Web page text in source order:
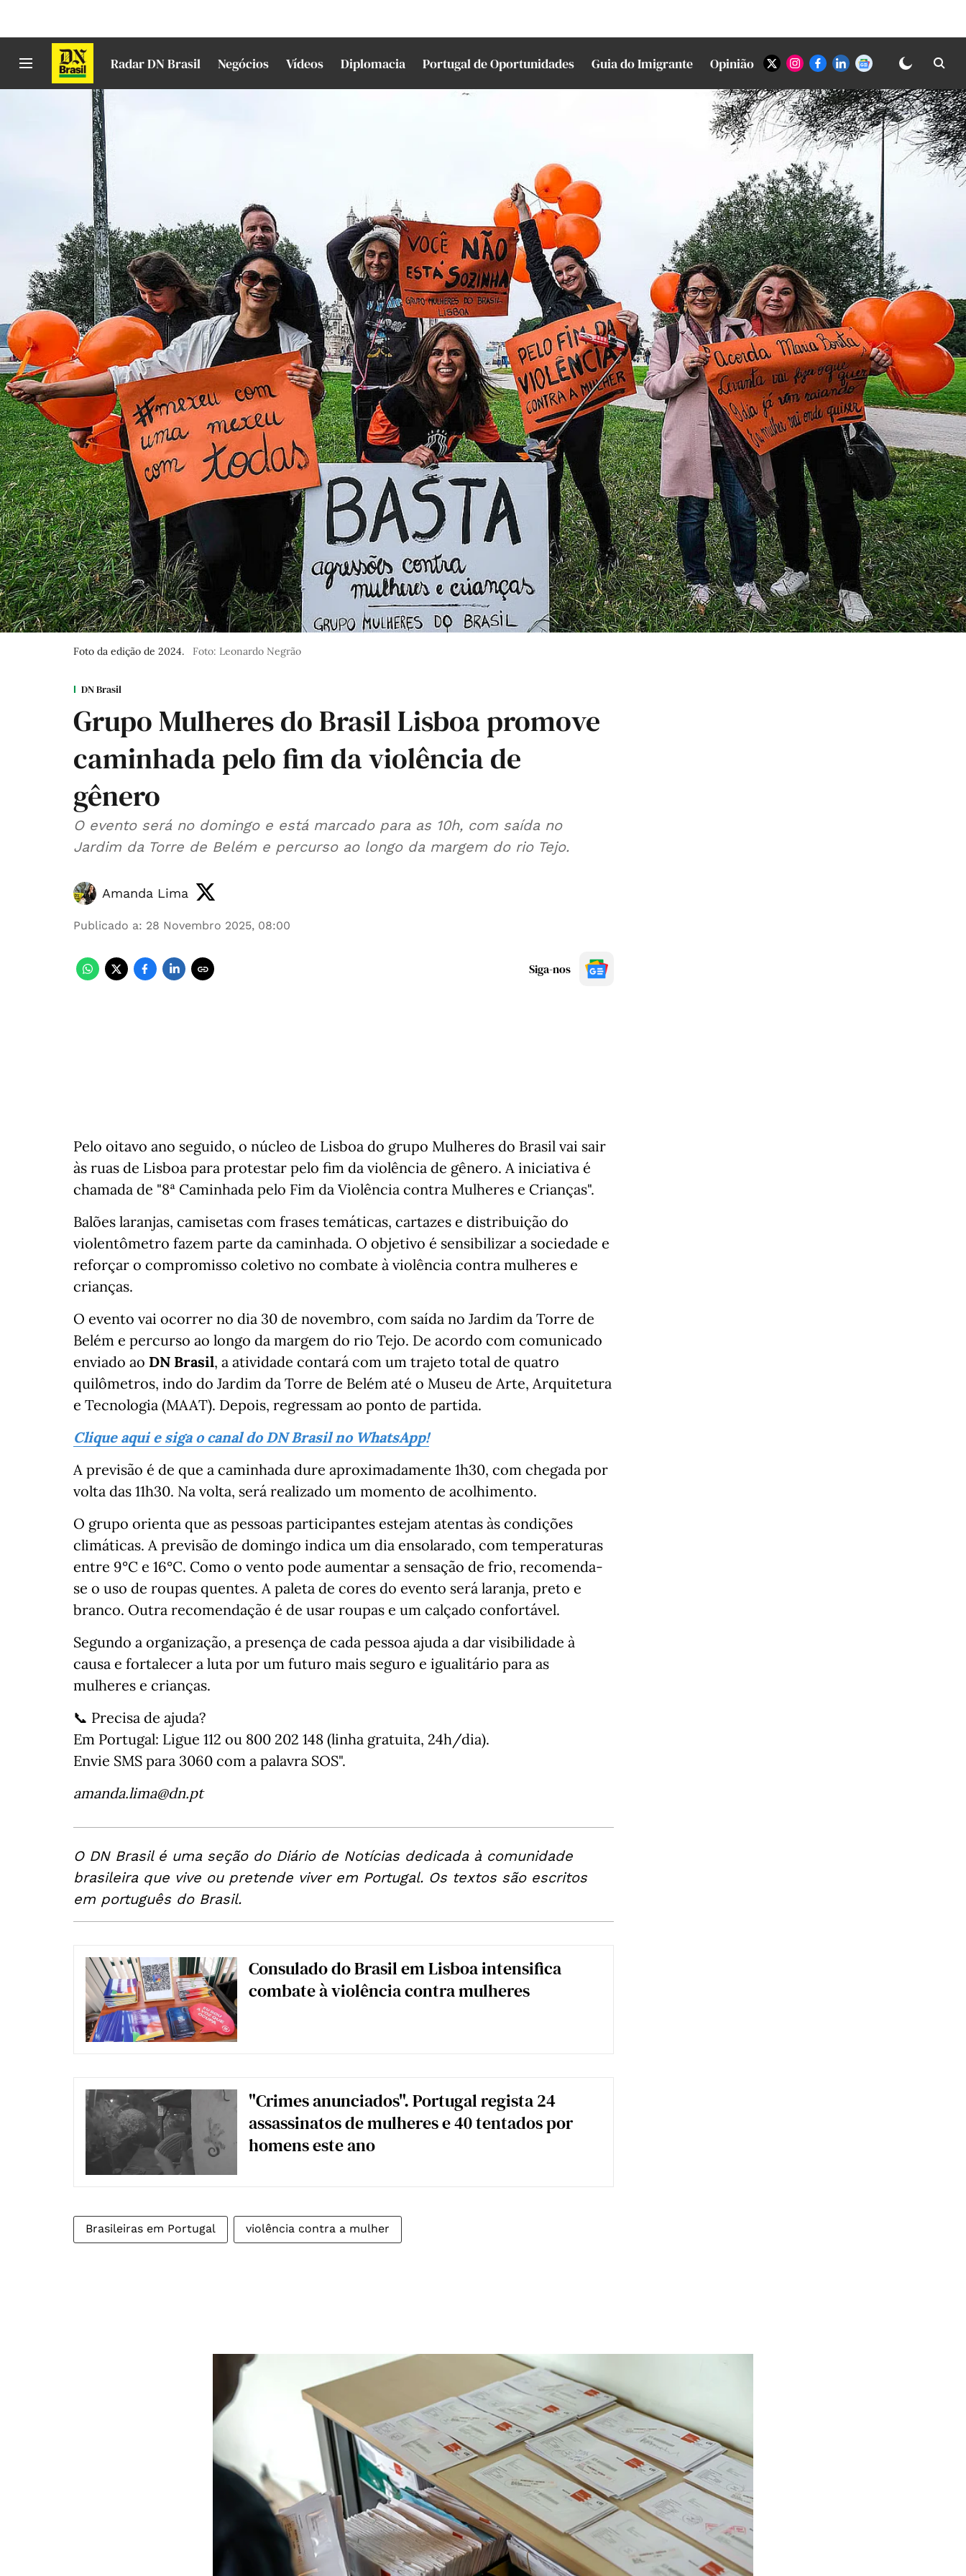
Radar DN Brasil Negócios Vídeos Diplomacia Portugal de Oportunidades Guia do Imigrante Opinião
Foto da edição de 2024. Foto: Leonardo Negrão
DN Brasil
Grupo Mulheres do Brasil Lisboa promove
caminhada pelo fim da violência de
gênero
O evento será no domingo e está marcado para as 10h, com saída no
Jardim da Torre de Belém e percurso ao longo da margem do rio Tejo.
Amanda Lima
Publicado a: 28 Novembro 2025, 08:00
Siga-nos
Pelo oitavo ano seguido, o núcleo de Lisboa do grupo Mulheres do Brasil vai sair
às ruas de Lisboa para protestar pelo fim da violência de gênero. A iniciativa é
chamada de "8ª Caminhada pelo Fim da Violência contra Mulheres e Crianças".
Balões laranjas, camisetas com frases temáticas, cartazes e distribuição do
violentômetro fazem parte da caminhada. O objetivo é sensibilizar a sociedade e
reforçar o compromisso coletivo no combate à violência contra mulheres e
crianças.
O evento vai ocorrer no dia 30 de novembro, com saída no Jardim da Torre de
Belém e percurso ao longo da margem do rio Tejo. De acordo com comunicado
enviado ao DN Brasil, a atividade contará com um trajeto total de quatro
quilômetros, indo do Jardim da Torre de Belém até o Museu de Arte, Arquitetura
e Tecnologia (MAAT). Depois, regressam ao ponto de partida.
Clique aqui e siga o canal do DN Brasil no WhatsApp!
A previsão é de que a caminhada dure aproximadamente 1h30, com chegada por
volta das 11h30. Na volta, será realizado um momento de acolhimento.
O grupo orienta que as pessoas participantes estejam atentas às condições
climáticas. A previsão de domingo indica um dia ensolarado, com temperaturas
entre 9°C e 16°C. Como o vento pode aumentar a sensação de frio, recomenda-
se o uso de roupas quentes. A paleta de cores do evento será laranja, preto e
branco. Outra recomendação é de usar roupas e um calçado confortável.
Segundo a organização, a presença de cada pessoa ajuda a dar visibilidade à
causa e fortalecer a luta por um futuro mais seguro e igualitário para as
mulheres e crianças.
📞 Precisa de ajuda?
Em Portugal: Ligue 112 ou 800 202 148 (linha gratuita, 24h/dia).
Envie SMS para 3060 com a palavra SOS".
amanda.lima@dn.pt
O DN Brasil é uma seção do Diário de Notícias dedicada à comunidade
brasileira que vive ou pretende viver em Portugal. Os textos são escritos
em português do Brasil.
Consulado do Brasil em Lisboa intensifica
combate à violência contra mulheres
"Crimes anunciados". Portugal regista 24
assassinatos de mulheres e 40 tentados por
homens este ano
Brasileiras em Portugal violência contra a mulher